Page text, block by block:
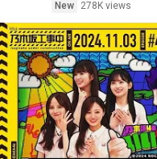
New
278K views